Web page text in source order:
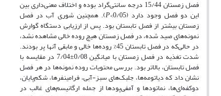
فصل زمستان 15/44 درجه سانتی‌گراد بوده و اختلاف معنی‌داری بین
این دو فصل وجود دارد (0/05> P). همچنین شوری آب در فصل
زمستان بیشتر از فصل تابستان بود. پس از ارزیابی دستگاه گوارش
نمونه‌های صید شده، در فصل زمستان هیچ روده خالی مشاهده نشد،
در حالی‌که در فصل تابستان 45% روده‌ها خالی و مابقی آنها پر بودند.
شدت تغذیه در فصل زمستان با میانگین 0/08±7/04 در مقایسه با
فصل تابستان، بالاتر بود. بررسی محتویات روده نمونه‌ها در هر فصل
نشان داد که دیاتومه‌ها، جلبک‌های سبز-آبی، فرامینفرها، شکم‌پایان،
دوکفه‌ای‌ها، نماتودها و آمفی‌پودها از جمله ارگانیسم‌های غالب در